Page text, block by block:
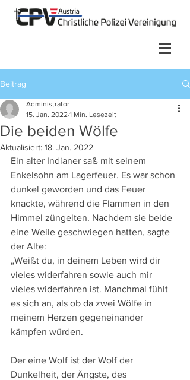
Beitrag
Die beiden Wölfe
Administrator
15. Jan. 2022 1 Min. Lesezeit
Aktualisiert: 18. Jan. 2022
Ein alter Indianer saß mit seinem
Enkelsohn am Lagerfeuer. Es war schon
dunkel geworden und das Feuer
knackte, während die Flammen in den
Himmel züngelten. Nachdem sie beide
eine Weile geschwiegen hatten, sagte
der Alte:
„Weißt du, in deinem Leben wird dir
vieles widerfahren sowie auch mir
vieles widerfahren ist. Manchmal fühlt
es sich an, als ob da zwei Wölfe in
meinem Herzen gegeneinander
kämpfen würden.
Der eine Wolf ist der Wolf der
Dunkelheit, der Ängste, des